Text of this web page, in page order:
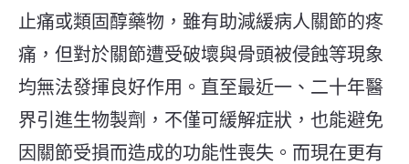
止痛或類固醇藥物，雖有助減緩病人關節的疼
痛，但對於關節遭受破壞與骨頭被侵蝕等現象
均無法發揮良好作用。直至最近一、二十年醫
界引進生物製劑，不僅可緩解症狀，也能避免
因關節受損而造成的功能性喪失。而現在更有